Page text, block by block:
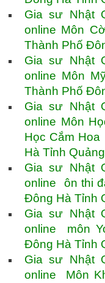
Gia sư Nhật
online Môn
Thành Phố
Gia sư Nhật
online Môn
Thành Phố
Gia sư Nhật
online Môn
Học Cắm
Hà Tỉnh
Gia sư Nhật
online ôn thi
Đông Hà Tỉnh
Gia sư Nhật
online môn
Đông Hà Tỉnh
Gia sư Nhật
online Môn